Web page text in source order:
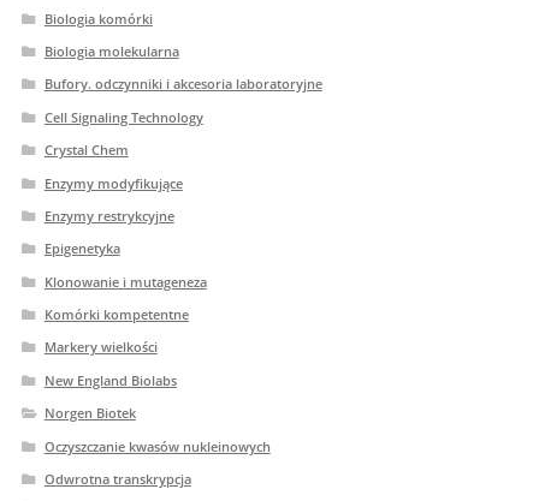
Biologia komórki
Biologia molekularna
Bufory. odczynniki i akcesoria laboratoryjne
Cell Signaling Technology
Crystal Chem
Enzymy modyfikujące
Enzymy restrykcyjne
Epigenetyka
Klonowanie i mutageneza
Komórki kompetentne
Markery wielkości
New England Biolabs
Norgen Biotek
Oczyszczanie kwasów nukleinowych
Odwrotna transkrypcja